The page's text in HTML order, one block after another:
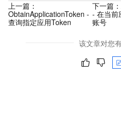
上一篇：
ObtainApplicationToken -
查询指定应用Token
下一篇：
- 在当前
账号
该文章对您